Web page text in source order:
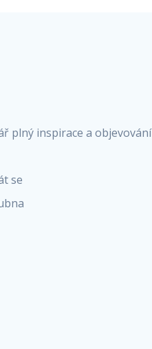
plný inspirace a objevování
se